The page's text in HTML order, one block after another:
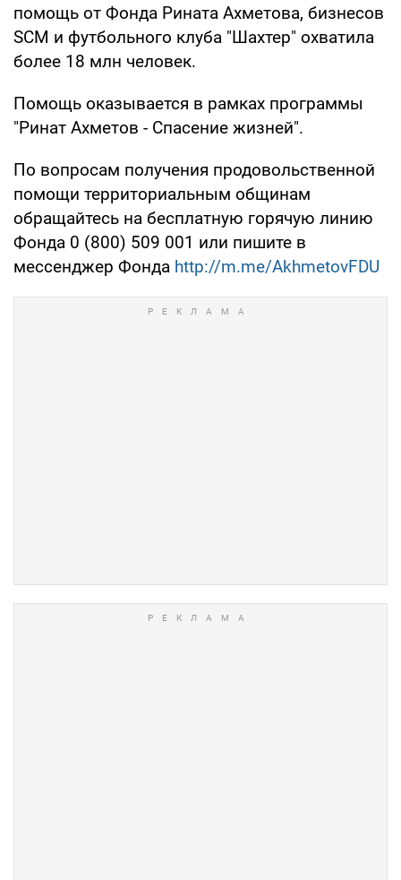
помощь от Фонда Рината Ахметова, бизнесов
SCM и футбольного клуба "Шахтер" охватила
более 18 млн человек.
Помощь оказывается в рамках программы
"Ринат Ахметов - Спасение жизней".
По вопросам получения продовольственной
помощи территориальным общинам
обращайтесь на бесплатную горячую линию
Фонда 0 (800) 509 001 или пишите в
мессенджер Фонда http://m.me/AkhmetovFDU